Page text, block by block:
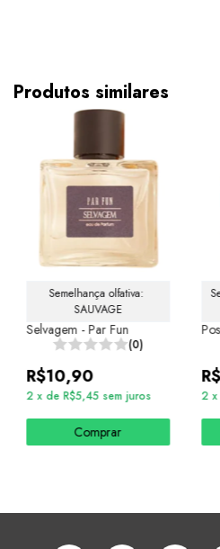
Produtos similares
Semelhança olfativa:
SAUVAGE
Selvagem - Par Fun
(0)
R$10,90
2 x de R$5,45 sem juros
Comprar
2